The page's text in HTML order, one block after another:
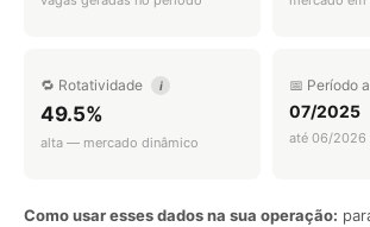
🔁 Rotatividade i
49.5%
alta — mercado dinâmico
📅 Período
07/2025
até 06/2026
Como usar esses dados na sua operação: